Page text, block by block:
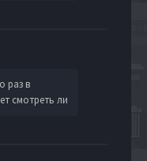
раз в
смотреть ли